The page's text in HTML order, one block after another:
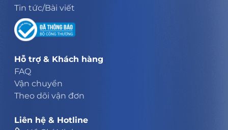
Tin tức/Bài viết
Hỗ trợ & Khách hàng
FAQ
Vận chuyển
Theo dõi vận đơn
Liên hệ & Hotline